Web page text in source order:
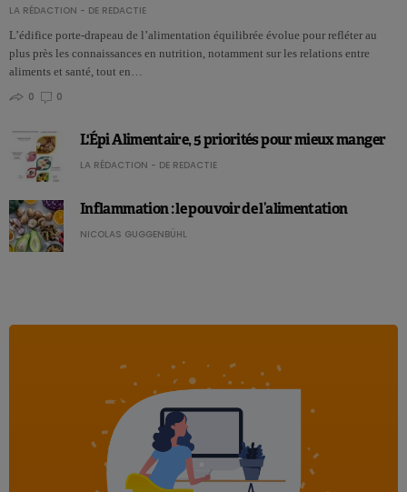
LA RÉDACTION - DE REDACTIE
L’édifice porte-drapeau de l’alimentation équilibrée évolue pour refléter au
plus près les connaissances en nutrition, notamment sur les relations entre
aliments et santé, tout en…
0
0
L'Épi Alimentaire, 5 priorités pour mieux manger
LA RÉDACTION - DE REDACTIE
Inflammation : le pouvoir de l’alimentation
NICOLAS GUGGENBÜHL